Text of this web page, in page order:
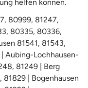
helfen können.
80999, 81247,
80335, 80336,
81541, 81543,
| Aubing-Lochhausen-
81249 | Berg
81829 | Bogenhausen